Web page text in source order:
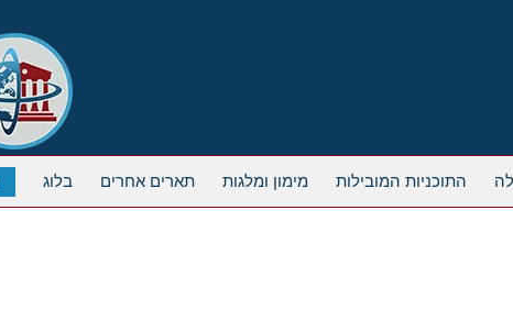
התוכניות המובילות מימון ומלגות תארים אחרים בלוג